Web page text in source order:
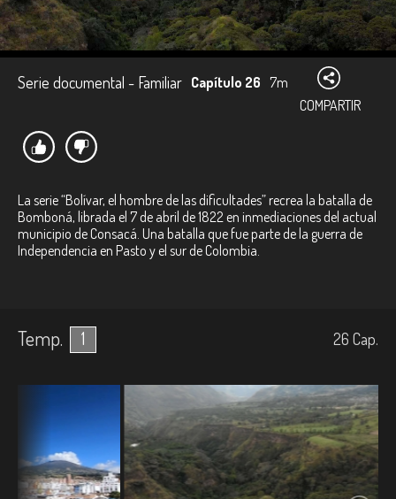
Serie documental - Familiar Capítulo 26 7m
COMPARTIR
La serie “Bolívar, el hombre de las dificultades” recrea la batalla de
Bomboná, librada el 7 de abril de 1822 en inmediaciones del actual
municipio de Consacá. Una batalla que fue parte de la guerra de
Independencia en Pasto y el sur de Colombia.
Temp. 1 26 Cap.